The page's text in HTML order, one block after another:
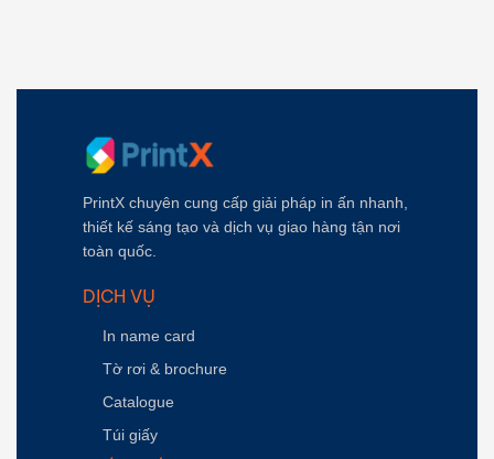
PrintX chuyên cung cấp giải pháp in ấn nhanh,
thiết kế sáng tạo và dịch vụ giao hàng tận nơi
toàn quốc.
DỊCH VỤ
In name card
Tờ rơi & brochure
Catalogue
Túi giấy